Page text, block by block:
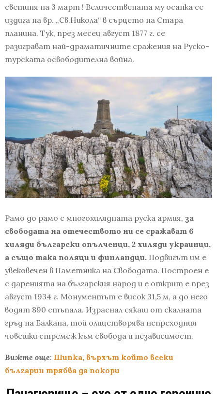
светиня на 3 март ! Величествената му осанка се
издига на вр. „Св.Никола“ в сърцето на Стара
планина. Тук, през месец август 1877 г. се
разиграват най-драматичните сражения на Руско-
турската освободителна война.
Рамо до рамо с многохилядната руска армия, за
свободата на отечеството ни се сражават 6
хиляди български опълченци, 2 хиляди украинци,
а също така поляци и финландци. Подвигът им е
увековечен в Паметника на Свободата. Построен е
с даренията на българския народ и е открит е през
август 1934 г. Монументът е висок 31,5 м, а до него
водят 890 стъпала. Израснал сякаш от скалната
гръд на Балкана, той олицетворява непреходния
човешки стремеж към свобода и независимост.
Вижте още: Шипка, върхът който всеки
българин трябва да покори